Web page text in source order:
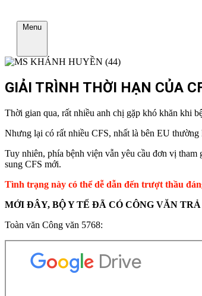
Menu
GIẢI TRÌNH THỜI HẠN CỦA
Thời gian qua, rất nhiều anh chị gặp khó khăn khi
Nhưng lại có rất nhiều CFS, nhất là bên EU
Tuy nhiên, phía bệnh viện vẫn yêu cầu đơn vị
sung CFS mới.
Tình trạng này có thể dễ dẫn đến trượt thầu
MỚI ĐÂY, BỘ Y TẾ ĐÃ CÓ CÔNG VĂN TRẢ
Toàn văn Công văn 5768: